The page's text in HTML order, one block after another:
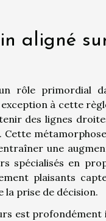
aligné
rôle primordial
à cette
des lignes
une
spécialisés en
plaisants
la prise de décision.
est profondément